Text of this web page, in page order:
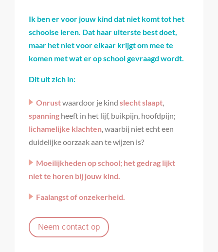
Ik ben er voor jouw kind dat niet komt tot het
schoolse leren. Dat haar uiterste best doet,
maar het niet voor elkaar krijgt om mee te
komen met wat er op school gevraagd wordt.
Dit uit zich in:
Onrustwaardoor je kind slecht slaapt,
spanning heeft in het lijf, buikpijn, hoofdpijn;
lichamelijke klachten, waarbij niet echt een
duidelijke oorzaak aan te wijzen is?
Moeilijkheden op school; het gedrag lijkt
niet te horen bij jouw kind.
Faalangst of onzekerheid.
Neem contact op